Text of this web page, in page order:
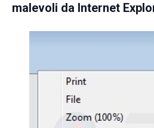
malevoli da Internet